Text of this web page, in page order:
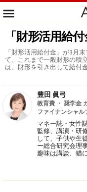
「財形活用給
「財形活用給付金」が3月
て、これまで一般財形の積
は、財形を引き出して給付
豊田 眞弓
教育費 ・ 奨学金
ファイナンシャル
マネー誌・女性
監修、講演・研
して、子供や生
ー総合研究会理
趣味は講談、猫